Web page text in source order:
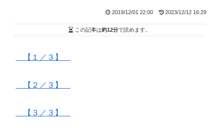
2019/12/01 22:00 2023/12/12 16:29
この記事は約12分で読めます。
【１／３】
【２／３】
【３／３】